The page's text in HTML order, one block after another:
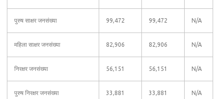
पुरुष साक्षर जनसंख्या 99,472 99,472 N/A
महिला साक्षर जनसंख्या 82,906 82,906 N/A
निरक्षर जनसंख्या 56,151 56,151 N/A
पुरुष निरक्षर जनसंख्या 33,881 33,881 N/A